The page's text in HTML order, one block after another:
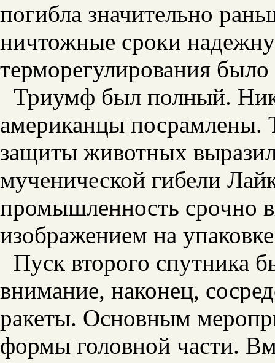
погибла значительно
ничтожные сроки
терморегулирования
Триумф был полный.
американцы посрамлены.
защиты животных
мученической гибели
промышленность срочно
изображением на
Пуск второго спутника
внимание, наконец,
ракеты. Основным
формы головной части.